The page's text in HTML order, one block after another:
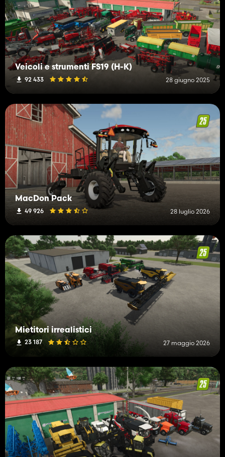
Veicoli e strumenti FS19 (H-K)
92 433 28 giugno 2025
MacDon Pack
49 926 28 luglio 2026
Mietitori irrealistici
23 187 27 maggio 2026